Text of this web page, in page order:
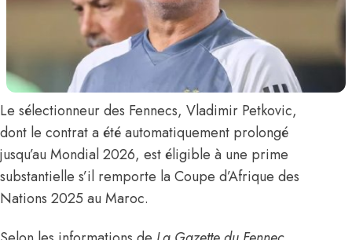
Le sélectionneur des Fennecs, Vladimir Petkovic,
dont le contrat a été automatiquement prolongé
jusqu’au Mondial 2026, est éligible à une prime
substantielle s’il remporte la Coupe d’Afrique des
Nations 2025 au Maroc.